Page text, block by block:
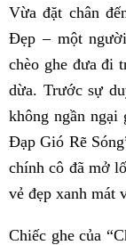
Vừa đặt chân
Đẹp – một
chèo ghe đưa đi
dừa. Trước sự
không ngần
Đạp Gió Rẽ
chính cô đã mở
vẻ đẹp xanh mát
Chiếc ghe của